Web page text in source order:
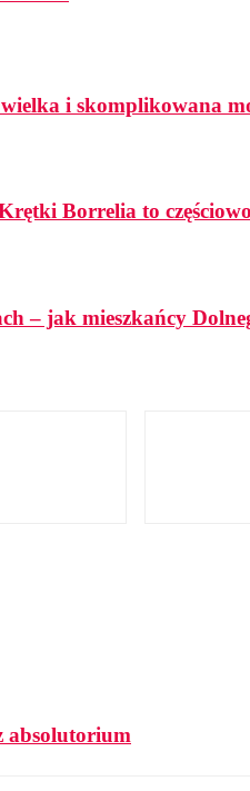
i skomplikowana
Borrelia to
– jak mieszkańcy
absolutorium